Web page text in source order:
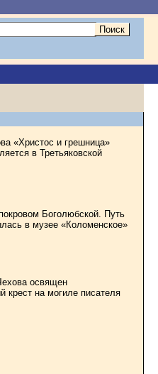
«Христос и грешница»
в Третьяковской
Боголюбской. Путь
в музее «Коломенское»
освящен
крест на могиле писателя